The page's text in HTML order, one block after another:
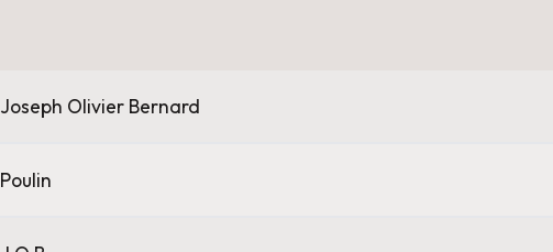
Joseph Olivier Bernard
Poulin